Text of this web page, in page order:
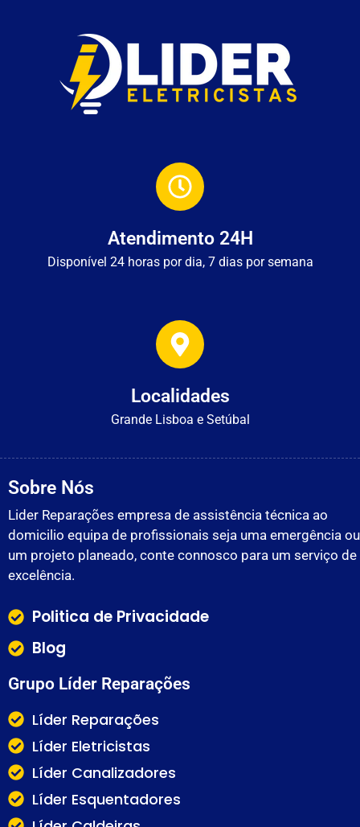
Atendimento 24H
Disponível 24 horas por dia, 7 dias por semana
Localidades
Grande Lisboa e Setúbal
Sobre Nós
Lider Reparações empresa de assistência técnica ao
domicilio equipa de profissionais seja uma emergência ou
um projeto planeado, conte connosco para um serviço de
excelência.
Politica de Privacidade
Blog
Grupo Líder Reparações
Líder Reparações
Líder Eletricistas
Líder Canalizadores
Líder Esquentadores